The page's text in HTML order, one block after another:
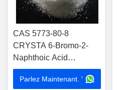
CAS 5773-80-8
CRYSTA 6-Bromo-2-
Naphthoic Acid
Adapalene
intermédiaires
Parlez Maintenant. '